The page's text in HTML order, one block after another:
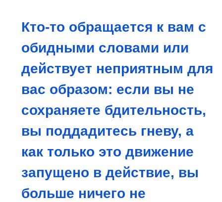
Кто-то обращается к вам с
обидными словами или
действует неприятным для
вас образом: если вы не
сохраняете бдительность,
вы поддадитесь гневу, а
как только это движение
запущено в действие, вы
больше ничего не